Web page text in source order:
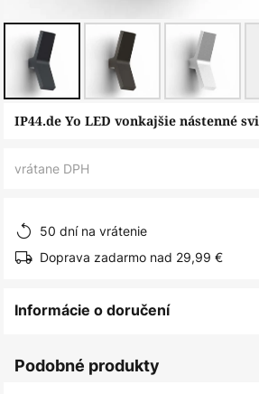
Preskočiť
IP44.de Yo LED vonkajšie nástenné
vrátane DPH
50 dní na vrátenie
Doprava zadarmo nad 29,99 €
Informácie o doručení
Podobné produkty